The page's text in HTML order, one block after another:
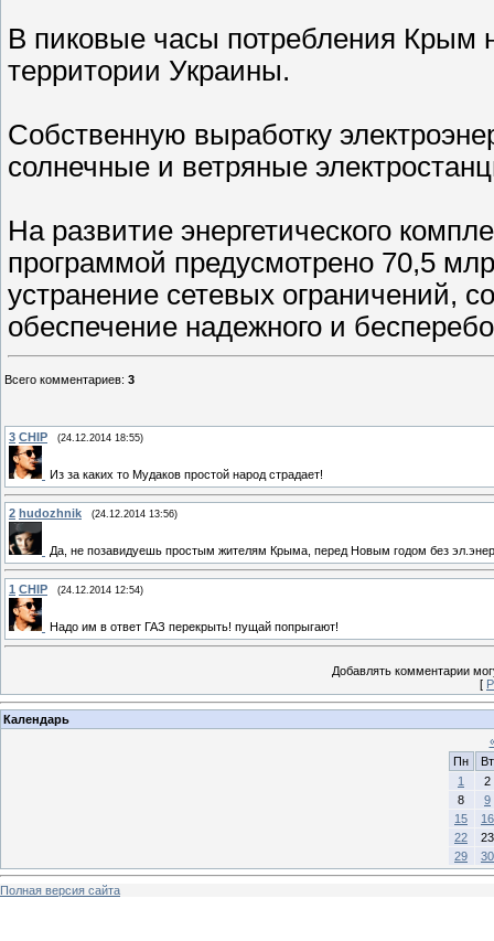
В пиковые часы потребления Крым
территории Украины.
Собственную выработку
солнечные и ветряные
На развитие энергетического
программой предусмотрено 70,5
устранение сетевых ограничений,
обеспечение надежного и
Всего комментариев: 3
3 CHIP (24.12.2014 18:55)
Из за каких то Мудаков простой народ страдает!
2 hudozhnik (24.12.2014 13:56)
Да, не позавидуешь простым жителям Крыма, перед Новым годом без
1 CHIP (24.12.2014 12:54)
Надо им в ответ ГАЗ перекрыть! пущай попрыгают!
Добавлять комментарии
[
Календарь
Пн
Вт
1
2
8
9
15
16
22
23
29
30
Полная версия сайта